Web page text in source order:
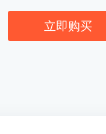
立即购买